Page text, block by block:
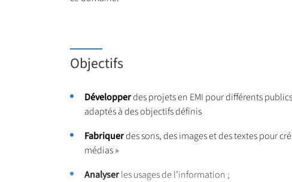
Objectifs
Développerdes projets en EMI pour différents
adaptés à des objectifs définis
Fabriquerdes sons, des images et des textes pour
médias »
Analyserles usages de l’information ;